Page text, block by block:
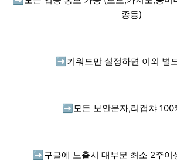
종등)
➡️ 키워드만 설정하면 이외 별
➡️ 모든 보안문자,리캡챠
➡️ 구글에 노출시 대부분 최소 2주이